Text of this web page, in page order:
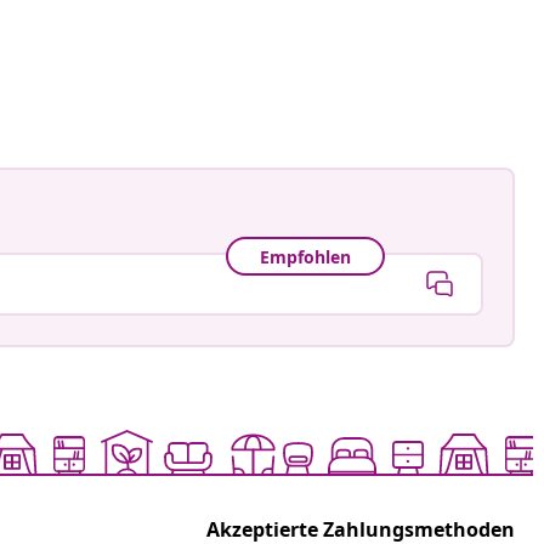
Empfohlen
Akzeptierte Zahlungsmethoden